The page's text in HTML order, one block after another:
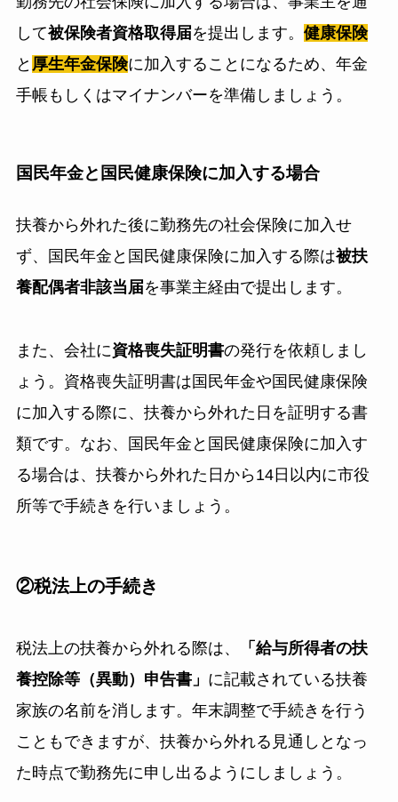
して被保険者資格取得届を提出します。 健康保険
と 厚生年金保険に加入することになるため、年金
手帳もしくはマイナンバーを準備しましょう。
国民年金と国民健康保険に加入する場合
扶養から外れた後に勤務先の社会保険に加入せ
ず、国民年金と国民健康保険に加入する際は被扶
養配偶者非該当届を事業主経由で提出します。
また、会社に資格喪失証明書の発行を依頼しまし
ょう。資格喪失証明書は国民年金や国民健康保険
に加入する際に、扶養から外れた日を証明する書
類です。なお、国民年金と国民健康保険に加入す
る場合は、扶養から外れた日から14日以内に市役
所等で手続きを行いましょう。
②税法上の手続き
税法上の扶養から外れる際は、
「給与所得者の扶
養控除等（異動）申告書」 に記載されている扶養
家族の名前を消します。年末調整で手続きを行う
こともできますが、扶養から外れる見通しとなっ
た時点で勤務先に申し出るようにしましょう。